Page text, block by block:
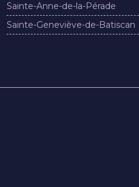
Sainte-Anne-de-la-Pérade
Sainte-Geneviève-de-Batiscan